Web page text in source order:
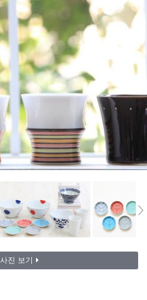
사진 보기